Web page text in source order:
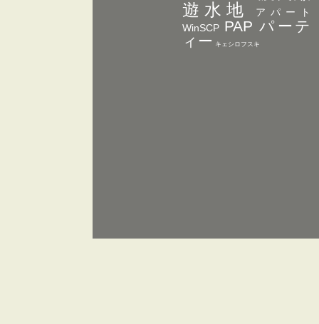
遊水地
アパート
WinSCP PAP パーテ
ィー キェシロフスキ